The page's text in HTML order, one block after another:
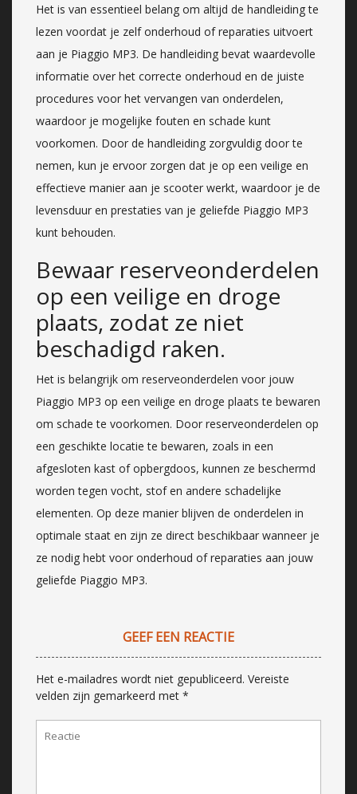
Het is van essentieel belang om altijd de handleiding te
lezen voordat je zelf onderhoud of reparaties uitvoert
aan je Piaggio MP3. De handleiding bevat waardevolle
informatie over het correcte onderhoud en de juiste
procedures voor het vervangen van onderdelen,
waardoor je mogelijke fouten en schade kunt
voorkomen. Door de handleiding zorgvuldig door te
nemen, kun je ervoor zorgen dat je op een veilige en
effectieve manier aan je scooter werkt, waardoor je de
levensduur en prestaties van je geliefde Piaggio MP3
kunt behouden.
Bewaar reserveonderdelen
op een veilige en droge
plaats, zodat ze niet
beschadigd raken.
Het is belangrijk om reserveonderdelen voor jouw
Piaggio MP3 op een veilige en droge plaats te bewaren
om schade te voorkomen. Door reserveonderdelen op
een geschikte locatie te bewaren, zoals in een
afgesloten kast of opbergdoos, kunnen ze beschermd
worden tegen vocht, stof en andere schadelijke
elementen. Op deze manier blijven de onderdelen in
optimale staat en zijn ze direct beschikbaar wanneer je
ze nodig hebt voor onderhoud of reparaties aan jouw
geliefde Piaggio MP3.
GEEF EEN REACTIE
Het e-mailadres wordt niet gepubliceerd. Vereiste
velden zijn gemarkeerd met *